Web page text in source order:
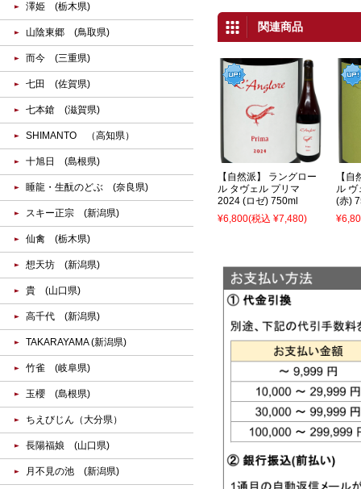
関連商品
【自然派】 ラングロー
ル タヴェル プリマ
2024 (ロゼ) 750ml
¥6,800(税込 ¥7,480)
【
ル ヴ
(赤)
澤姫 (栃木県)
山陰東郷 (鳥取県)
而今 (三重県)
七田 (佐賀県)
七本鎗 (滋賀県)
SHIMANTO （高知県）
十旭日 (島根県)
睡龍・生酛のどぶ (奈良県)
スキー正宗 (新潟県)
仙禽 (栃木県)
想天坊 (新潟県)
貴 (山口県)
高千代 (新潟県)
TAKARAYAMA (新潟県)
竹雀 (岐阜県)
玉櫻 (島根県)
ちえびじん（大分県）
長陽福娘 (山口県)
月不見の池 (新潟県)